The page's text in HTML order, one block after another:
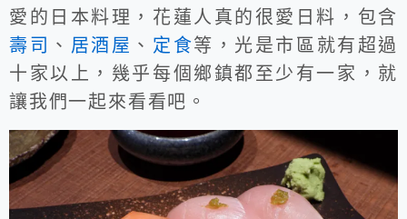
愛的日本料理，花蓮人真的很愛日料，包含
壽司
、 居酒屋 、 定食等，光是市區就有超過
十家以上，幾乎每個鄉鎮都至少有一家，就
讓我們一起來看看吧。